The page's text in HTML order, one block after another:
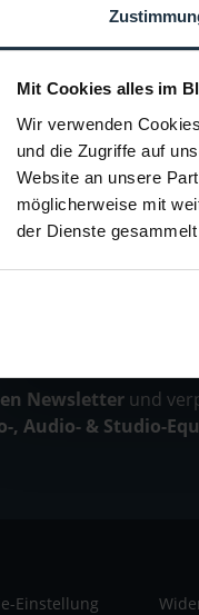
Mit Cookies alles im
Wir verwenden
und die Zugriffe auf
Website an unsere
möglicherweise mit
der Dienste gesammelt
Brutto:
Newsletter und
, Audio- & Studio-
Einstellung